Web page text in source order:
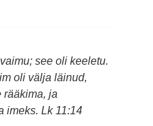
see oli keeletu.
oli välja läinud,
rääkima, ja
imeks. Lk 11:14